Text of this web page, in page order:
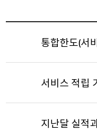
통합한도(서
서비스 적립
지난달 실적